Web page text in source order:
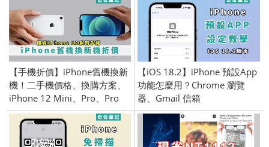
【手機折價】iPhone舊機換新
機！二手機價格、換購方案、
iPhone 12 Mini、Pro、Pro
Max
【iOS 18.2】iPhone 預設App
功能怎麼用？Chrome 瀏覽
器、Gmail 信箱